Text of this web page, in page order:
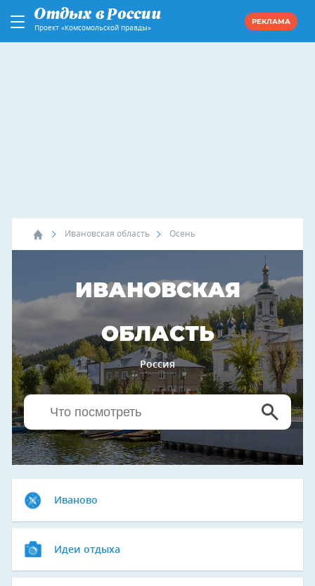
Проект «Комсомольской правды»
РЕКЛАМА
Ивановская область Осень
ИВАНОВСКАЯ
ОБЛАСТЬ
Россия
Иваново
Идеи отдыха